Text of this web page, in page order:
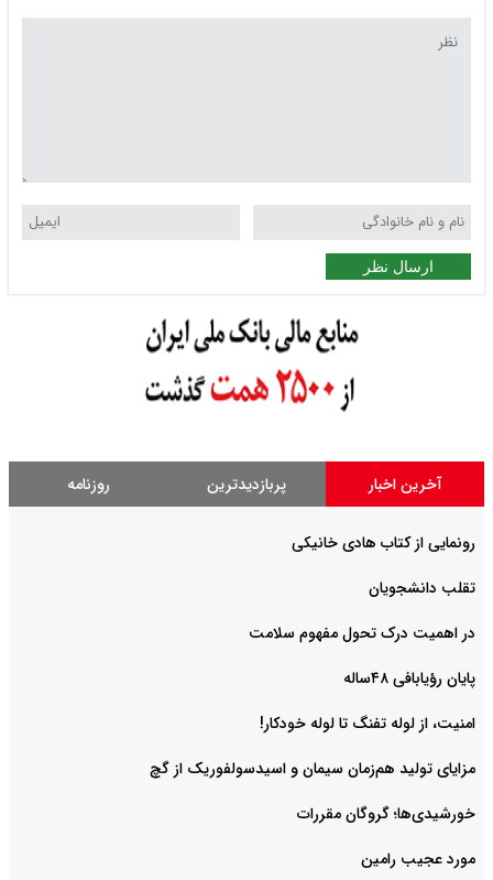
ارسال نظر
آخرین اخبار پربازدیدترین روزنامه
رونمایی از کتاب هادی خانیکی
‌تقلب دانشجویان
در اهمیت درک تحول مفهوم سلامت
پایان رؤیابافی ۴۸ساله
امنیت، از لوله تفنگ تا ‌لوله خودکار!
مزایای تولید هم‌زمان سیمان و اسیدسولفوریک از گچ
خورشیدی‌ها؛ گروگان مقررات
مورد عجیب رامین